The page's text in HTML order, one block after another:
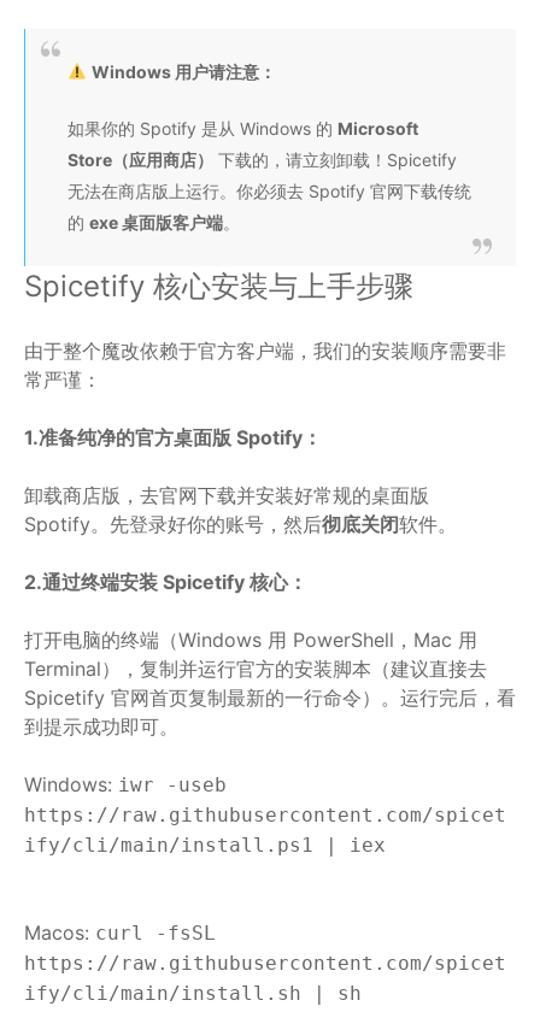
Windows 用户请注意：
如果你的 Spotify 是从 Windows 的 Microsoft
Store（应用商店）
下载的，请立刻卸载！Spicetify
无法在商店版上运行。你必须去 Spotify 官网下载传统
的 exe 桌面版客户端。
Spicetify 核心安装与上手步骤
由于整个魔改依赖于官方客户端，我们的安装顺序需要非
常严谨：
1.准备纯净的官方桌面版 Spotify：
卸载商店版，去官网下载并安装好常规的桌面版
Spotify。先登录好你的账号，然后彻底关闭软件。
2.通过终端安装 Spicetify 核心：
打开电脑的终端（Windows 用 PowerShell，Mac 用
Terminal），复制并运行官方的安装脚本（建议直接去
Spicetify 官网首页复制最新的一行命令）。运行完后，看
到提示成功即可。
Windows: iwr -useb
https://raw.githubusercontent.com/spicet
ify/cli/main/install.ps1 | iex
Macos: curl -fsSL
https://raw.githubusercontent.com/spicet
ify/cli/main/install.sh | sh